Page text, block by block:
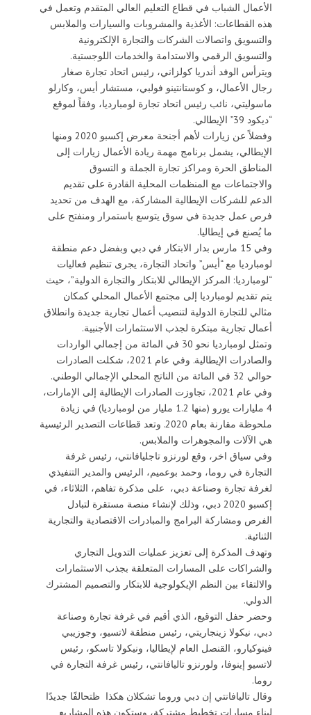
الأعمال الشباب في قطاع التعليم العالي المتقدم وتعمل في
هذه القطاعات: الأغذية والمشروبات والسيارات والملابس
والتسويق واتصالات الشركات والتجارة الإلكترونية
والتسويق الرقمي والاستدامة والخدمات اللوجستية.
ويترأس الوفد أندريا كولزاني، رئيس اتحاد تجارة صغار
رجال الأعمال، و كوستانتينو فولبي، مستشار أيس، وكارلو
ماسوليتي، نائب رئيس اتحاد تجارة لومبارديا، وفقاً لموقع
“ديكود 39” الإيطالي.
وفضلاً عن زيارات لأهم أجنحة معرض إكسبو 2020 ومنها
الإيطالي، يشمل برنامج مهمة ريادة الأعمال زيارات إلى
المناطق الحرة ومراكز تجارة الجملة و التسوق
والاجتماعات مع المنظمات المحلية القادرة على تقديم
الدعم للشركات الإيطالية المشاركة، مع الهدف من تحديد
فرص عمل جديدة في سوق يتوسع باستمرار ومنفتح على
ما يُصنع في إيطاليا.
وفي 15 مارس بدار الابتكار في دبي وبفضل دعم منطقة
لومبارديا مع “أيس” واتحاد التجارة، يجرى تنظيم فعاليات
“لومبارديا: المركز الإيطالي للابتكار والتجارة الدولية”، حيث
يتم تقديم لومبارديا إلى مجتمع الأعمال المحلي كمكان
مثالي للتجارة الدولية لتنصيب أعمال تجارية جديدة وانطلاق
أعمال تجارية مبتكرة لجذب الاستثمارات الأجنبية.
وتمثل لومبارديا نحو 30 في المائة من إجمالي الواردات
والصادرات الإيطالية. وفي عام 2021، شكلت الصادرات
حوالي 32 في المائة من الناتج المحلي الإجمالي الوطني.
وفي عام 2021، تجاوزت الصادرات الإيطالية إلى الإمارات،
4 مليارات يورو (منها 1.2 مليار من لومبارديا) في زيادة
ملحوظة مقارنة بعام 2020. وتعد قطاعات التصدير الرئيسية
هي الآلات والمجوهرات والملابس.
وفي سياق اخر، وقع لورنزو تاجليافانتي، رئيس غرفة
التجارة في روما، وحمد بوعميم، الرئيس والمدير التنفيذي
لغرفة تجارة وصناعة دبي، على مذكرة تفاهم، الثلاثاء، في
إكسبو 2020 دبي، وذلك لإنشاء منصة مستقرة لتبادل
الفرص ومشاركة البرامج والمبادرات الاقتصادية والتجارية
الثنائية.
وتهدف المذكرة إلى تعزيز عمليات التدويل التجاري
والشراكات على المسارات المتعلقة بجذب الاستثمارات
والالتقاء بين النظم الإيكولوجية للابتكار والتصميم المشترك
الدولي.
وحضر حفل التوقيع، الذي أقيم في غرفة تجارة وصناعة
دبي، نيكولا زينجاريتي، رئيس منطقة لاتسيو، وجوزيبي
فينوكيارو، القنصل العام لإيطاليا، ونيكولا تاسكو، رئيس
لاتسيو إينوفا، ولورنزو تاليافانتي، رئيس غرفة التجارة في
روما.
وقال تاليافانتي إن دبي وروما تشكلان هكذا ظتحالفًا جديدًا
لبناء مسارات تخطيط مشتركة، وستكون هذه المشاريع